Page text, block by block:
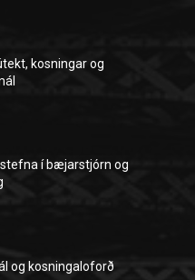
kosningar og
í bæjarstjórn og
og kosningaloforð